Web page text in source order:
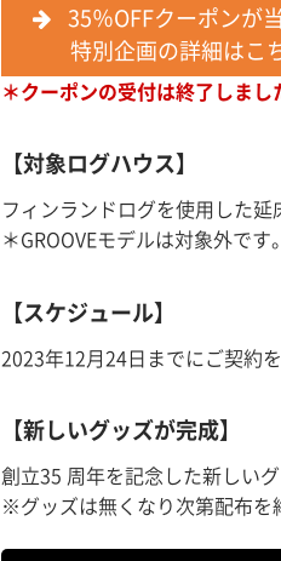
35％OFFクーポンが
特別企画の詳細はこ
＊クーポンの受付は終了しまし
【対象ログハウス】
フィンランドログを使用した
＊GROOVEモデルは対象外です。
【スケジュール】
2023年12月24日までにご契約
【新しいグッズが完成】
創立35 周年を記念した新しい
※グッズは無くなり次第配布を